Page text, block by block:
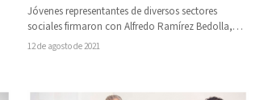
Jóvenes representantes de diversos sectores
sociales firmaron con Alfredo Ramírez Bedolla,
gobernador electo de Michoacán, el Acuerdo
12 de agosto de 2021